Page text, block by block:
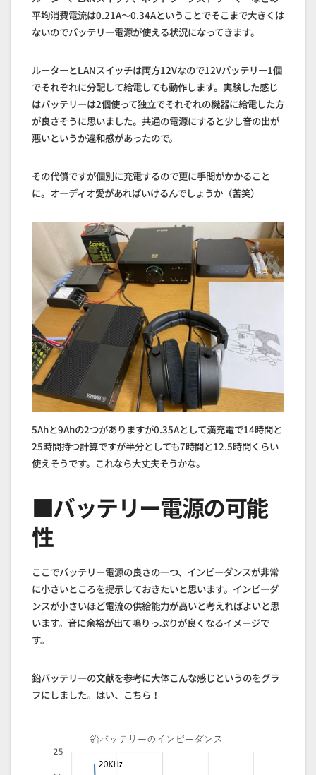
平均消費電流は0.21A～0.34Aということでそこまで大きくは
ないのでバッテリー電源が使える状況になってきます。
ルーターとLANスイッチは両方12Vなので12Vバッテリー1個
でそれぞれに分配して給電しても動作します。実験した感じ
はバッテリーは2個使って独立でそれぞれの機器に給電した方
が良さそうに思いました。共通の電源にすると少し音の出が
悪いというか違和感があったので。
その代償ですが個別に充電するので更に手間がかかること
に。オーディオ愛があればいけるんでしょうか（苦笑）
5Ahと9Ahの2つがありますが0.35Aとして満充電で14時間と
25時間持つ計算ですが半分としても7時間と12.5時間くらい
使えそうです。これなら大丈夫そうかな。
■バッテリー電源の可能
性
ここでバッテリー電源の良さの一つ、インピーダンスが非常
に小さいところを提示しておきたいと思います。インピーダ
ンスが小さいほど電流の供給能力が高いと考えればよいと思
います。音に余裕が出て鳴りっぷりが良くなるイメージで
す。
鉛バッテリーの文献を参考に大体こんな感じというのをグラ
フにしました。はい、こちら！